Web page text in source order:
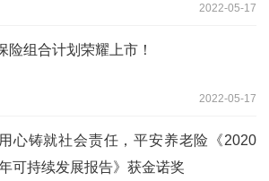
2022-05-17
险组合计划荣耀上市！
2022-05-17
用心铸就社会责任，平安养老险《2020
可持续发展报告》获金诺奖